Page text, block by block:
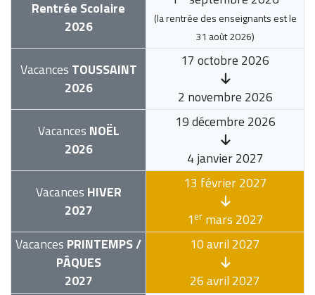
Rentrée Scolaire
2026
(la rentrée des enseignants est le
31 août 2026)
Vacances TOUSSAINT
2026
17 octobre 2026
2 novembre 2026
Vacances NOËL
2026
19 décembre 2026
4 janvier 2027
Vacances HIVER
2027
13 février 2027
1ermars 2027
Vacances PRINTEMPS /
PÂQUES
2027
10 avril 2027
26 avril 2027